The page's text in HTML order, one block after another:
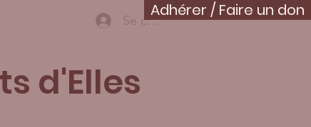
Adhérer / Faire un don
Se connecter
d'Elles